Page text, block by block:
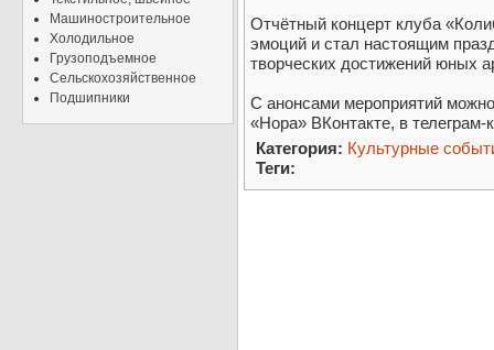
Машиностроительное
Холодильное
Грузоподъемное
Сельскохозяйственное
Подшипники
Отчётный концерт клуба
эмоций и стал настоящим
творческих достижений юных
С анонсами мероприятий
«Нора» ВКонтакте, в
Категория: Культурные
Теги: